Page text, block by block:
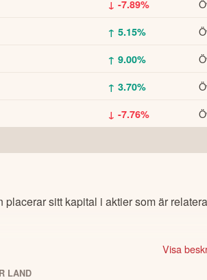
↓ -7.89%
↑ 5.15%
↑ 9.00%
↑ 3.70%
↓ -7.76%
sitt kapital i aktier som är
Visa
LAND